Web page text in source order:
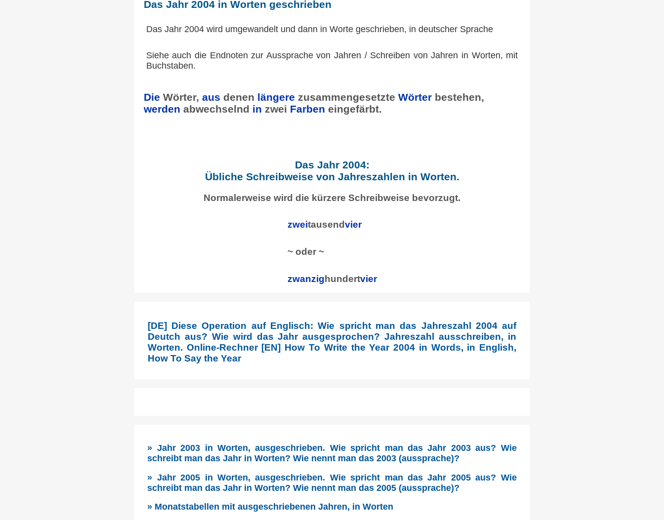
Das Jahr 2004 in Worten geschrieben
Das Jahr 2004 wird umgewandelt und dann in Worte geschrieben, in deutscher Sprache
Siehe auch die Endnoten zur Aussprache von Jahren / Schreiben von Jahren in Worten, mit
Buchstaben.
Die Wörter, aus denen längere zusammengesetzte Wörterbestehen,
werden abwechselnd in zwei Farben eingefärbt.
Das Jahr 2004:
Übliche Schreibweise von Jahreszahlen in Worten.
Normalerweise wird die kürzere Schreibweise bevorzugt.
zweitausendvier
~ oder ~
zwanzighundertvier
[DE] Diese Operation auf Englisch: Wie spricht man das Jahreszahl 2004 auf
Deutch aus? Wie wird das Jahr ausgesprochen? Jahreszahl ausschreiben, in
Worten. Online-Rechner [EN] How To Write the Year 2004 in Words, in English,
How To Say the Year
» Jahr 2003 in Worten, ausgeschrieben. Wie spricht man das Jahr 2003 aus? Wie
schreibt man das Jahr in Worten? Wie nennt man das 2003 (aussprache)?
» Jahr 2005 in Worten, ausgeschrieben. Wie spricht man das Jahr 2005 aus? Wie
schreibt man das Jahr in Worten? Wie nennt man das 2005 (aussprache)?
» Monatstabellen mit ausgeschriebenen Jahren, in Worten